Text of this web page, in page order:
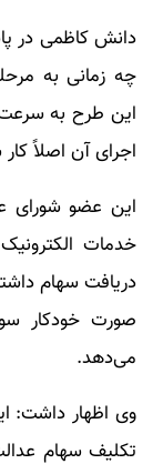
دانش کاظمی در
چه زمانی به
این طرح به
اجرای آن اصلاً
این عضو شورای
خدمات
دریافت سهام
صورت خودکار
می‌دهد.
وی اظهار داشت:
تکلیف سهام